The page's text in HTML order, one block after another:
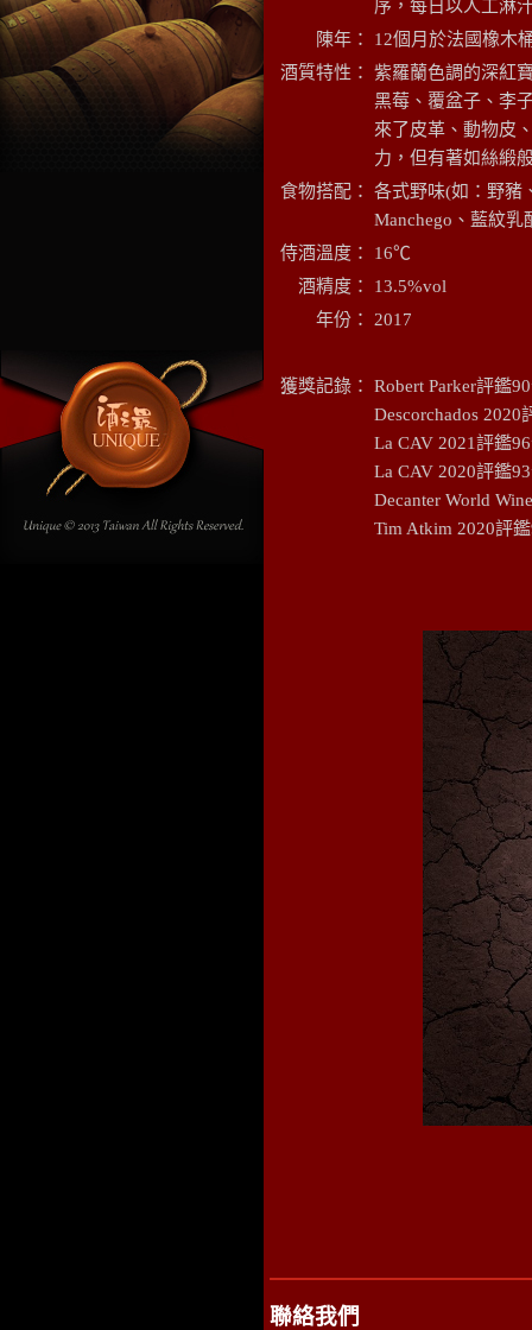
序，每日以人工淋
陳年：
12個月於法國橡木
酒質特性：
紫羅蘭色調的深紅
黑莓、覆盆子、李
來了皮革、動物皮
力，但有著如絲緞
食物搭配 ：
各式野味(如：野豬
Manchego、藍紋
侍酒溫度：
16℃
酒精度：
13.5%vol
年份：
2017
獲獎記錄：
Robert Parker
Descorchados 2020
La CAV 2021評鑑
La CAV 2020
Decanter World
Tim Atkim 2020評
聯絡我們